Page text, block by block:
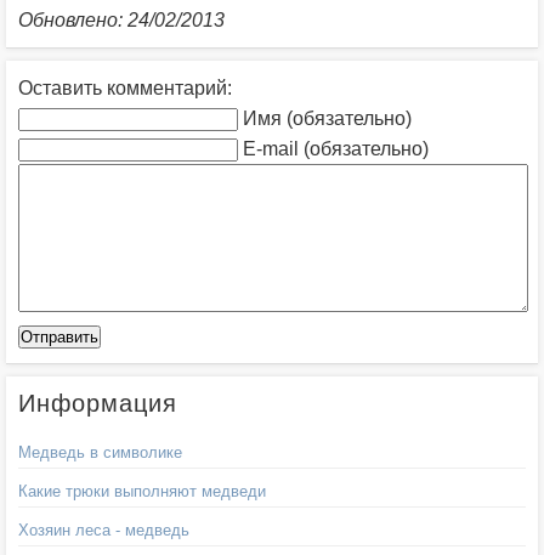
Обновлено: 24/02/2013
Оставить комментарий:
Имя (обязательно)
E-mail (обязательно)
Информация
Медведь в символике
Какие трюки выполняют медведи
Хозяин леса - медведь